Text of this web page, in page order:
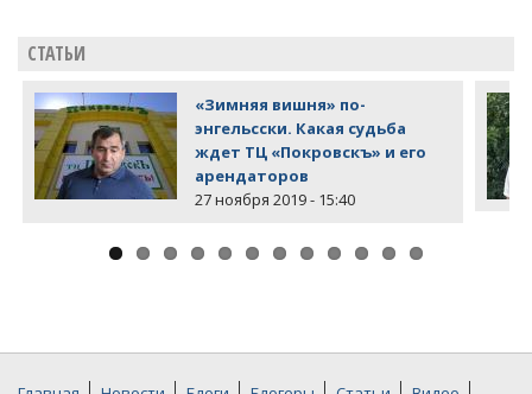
СТАТЬИ
«Зимняя вишня» по-
энгельсски. Какая судьба
ждет ТЦ «Покровскъ» и его
арендаторов
27 ноября 2019 - 15:40